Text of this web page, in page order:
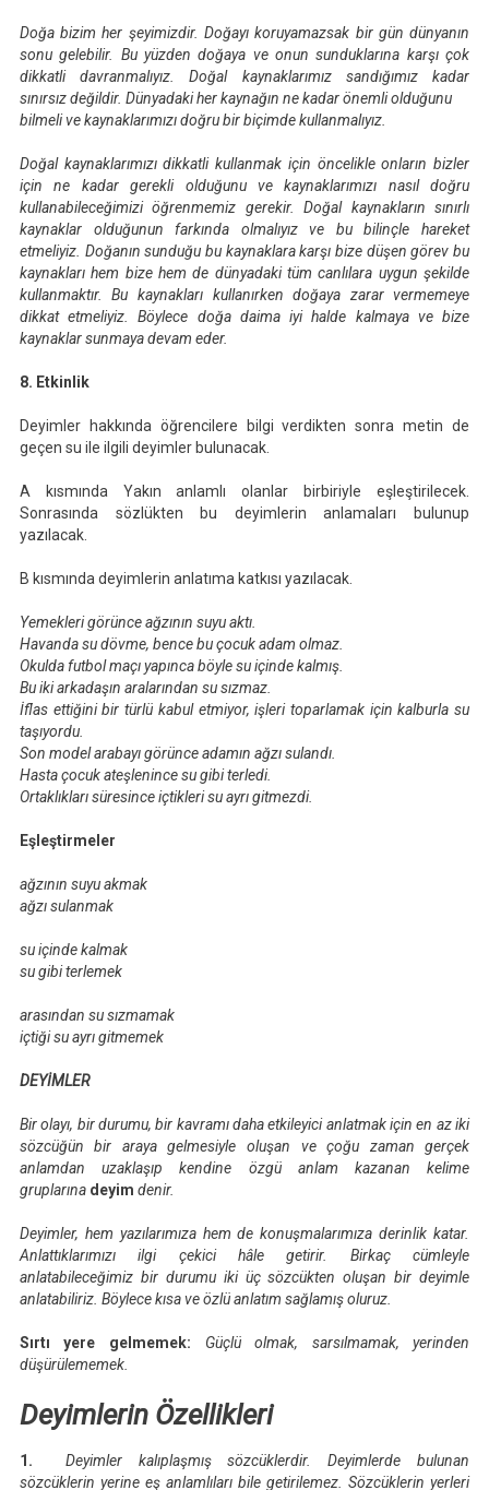
Doğa bizim her şeyimizdir. Doğayıkoruyamazsak bir gün dünyanın
sonu gelebilir. Bu yüzdendoğaya ve onun sunduklarına karşıçok
dikkatli davranmalıyız. Doğal kaynaklarımız sandığımız kadar
sınırsızdeğildir. Dünyadaki her kaynağın ne kadar önemli olduğunu
bilmeli ve kaynaklarımızı doğru bir biçimdekullanmalıyız.
Doğal kaynaklarımızı dikkatli kullanmak için öncelikle onların bizler
için ne kadar gerekli olduğunu ve kaynaklarımızı nasıl doğru
kullanabileceğimizi öğrenmemiz gerekir. Doğal kaynakların sınırlı
kaynaklar olduğunun farkında olmalıyız ve bu bilinçle hareket
etmeliyiz. Doğanın sunduğu bu kaynaklara karşı bize düşen görev bu
kaynakları hem bize hem de dünyadaki tüm canlılara uygun şekilde
kullanmaktır. Bu kaynakları kullanırken doğaya zarar vermemeye
dikkat etmeliyiz. Böylece doğa daima iyi halde kalmaya ve bize
kaynaklar sunmaya devam eder.
8. Etkinlik
Deyimler hakkında öğrencilere bilgi verdikten sonra metin de
geçen su ile ilgili deyimler bulunacak.
A kısmında Yakın anlamlı olanlar birbiriyle eşleştirilecek.
Sonrasında sözlükten bu deyimlerin anlamaları bulunup
yazılacak.
B kısmında deyimlerin anlatıma katkısı yazılacak.
Yemekleri görünce ağzının suyu aktı.
Havanda su dövme, bence bu çocuk adam olmaz.
Okulda futbol maçı yapınca böyle su içinde kalmış.
Bu iki arkadaşın aralarından su sızmaz.
İflas ettiğini bir türlü kabul etmiyor, işleri toparlamak için kalburla su
taşıyordu.
Son model arabayı görünce adamın ağzı sulandı.
Hasta çocuk ateşlenince su gibi terledi.
Ortaklıkları süresince içtikleri su ayrı gitmezdi.
Eşleştirmeler
ağzının suyu akmak
ağzı sulanmak
su içinde kalmak
su gibi terlemek
arasından su sızmamak
içtiği su ayrı gitmemek
DEYİMLER
Bir olayı, bir durumu, bir kavramı daha etkileyici anlatmak için en az iki
sözcüğün bir araya gelmesiyle oluşan ve çoğu zaman gerçek
anlamdan uzaklaşıp kendine özgü anlam kazanan kelime
gruplarına deyim denir.
Deyimler, hem yazılarımıza hem de konuşmalarımıza derinlik katar.
Anlattıklarımızı ilgi çekici hâle getirir. Birkaç cümleyle
anlatabileceğimiz bir durumu iki üç sözcükten oluşan bir deyimle
anlatabiliriz. Böylece kısa ve özlü anlatım sağlamış oluruz.
Sırtı yere gelmemek: Güçlü olmak, sarsılmamak, yerinden
düşürülememek.
Deyimlerin Özellikleri
1. Deyimler kalıplaşmış sözcüklerdir. Deyimlerde bulunan
sözcüklerin yerine eş anlamlıları bile getirilemez. Sözcüklerin yerleri